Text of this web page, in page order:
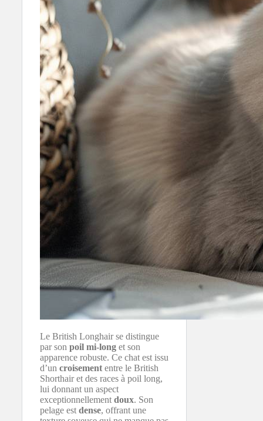
Le British Longhair se distingue
par son poil mi-long et son
apparence robuste. Ce chat est issu
d’un croisement entre le British
Shorthair et des races à poil long,
lui donnant un aspect
exceptionnellementdoux. Son
pelage estdense, offrant une